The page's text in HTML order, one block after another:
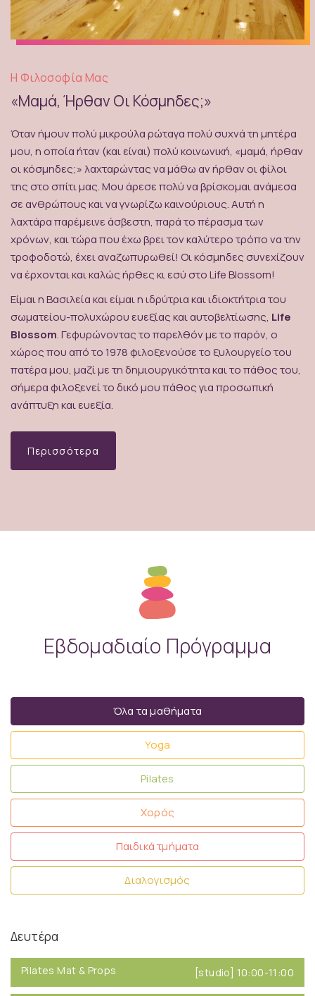
Η Φιλοσοφία Μας
«Μαμά, Ήρθαν Οι Κόσμηδες;»
Όταν ήμουν πολύ μικρούλα ρώταγα πολύ συχνά τη μητέρα
μου, η οποία ήταν (και είναι) πολύ κοινωνική, «μαμά, ήρθαν
οι κόσμηδες;» λαχταρώντας να μάθω αν ήρθαν οι φίλοι
της στο σπίτι μας. Μου άρεσε πολύ να βρίσκομαι ανάμεσα
σε ανθρώπους και να γνωρίζω καινούριους. Αυτή η
λαχτάρα παρέμεινε άσβεστη, παρά το πέρασμα των
χρόνων, και τώρα που έχω βρει τον καλύτερο τρόπο να την
τροφοδοτώ, έχει αναζωπυρωθεί! Οι κόσμηδες συνεχίζουν
να έρχονται και καλώς ήρθες κι εσύ στο Life Blossom!
Είμαι η Βασιλεία και είμαι η ιδρύτρια και ιδιοκτήτρια του
σωματείου-πολυχώρου ευεξίας και αυτοβελτίωσης, Life
Blossom. Γεφυρώνοντας το παρελθόν με το παρόν, ο
χώρος που από το 1978 φιλοξενούσε το ξυλουργείο του
πατέρα μου, μαζί με τη δημιουργικότητα και το πάθος του,
σήμερα φιλοξενεί το δικό μου πάθος για προσωπική
ανάπτυξη και ευεξία.
Περισσότερα
Εβδομαδιαίο Πρόγραμμα
Όλα τα μαθήματα
Yoga
Pilates
Χορός
Παιδικά τμήματα
Διαλογισμός
Δευτέρα
Pilates Mat & Props [studio] 10:00-11:00